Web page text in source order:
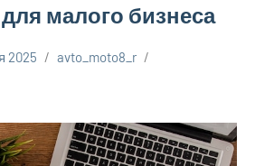
малого бизнеса
2025
avto_moto8_r